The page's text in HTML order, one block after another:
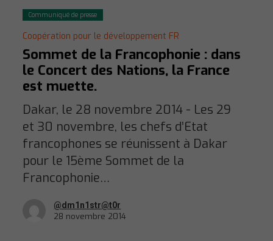
Communiqué de presse
Coopération pour le développement FR
Sommet de la Francophonie : dans
le Concert des Nations, la France
est muette.
Dakar, le 28 novembre 2014 - Les 29
et 30 novembre, les chefs d’Etat
francophones se réunissent à Dakar
pour le 15ème Sommet de la
Francophonie…
@dm1n1str@t0r
28 novembre 2014